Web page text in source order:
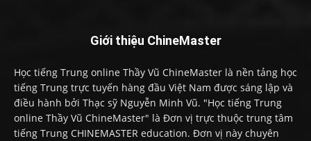
Giới thiệu ChineMaster
Học tiếng Trung online Thầy Vũ ChineMaster là nền tảng học
tiếng Trung trực tuyến hàng đầu Việt Nam được sáng lập và
điều hành bởi Thạc sỹ Nguyễn Minh Vũ. "Học tiếng Trung
online Thầy Vũ ChineMaster" là Đơn vị trực thuộc trung tâm
tiếng Trung CHINEMASTER education. Đơn vị này chuyên